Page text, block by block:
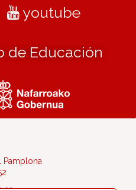
youtube
de Educación
Pamplona